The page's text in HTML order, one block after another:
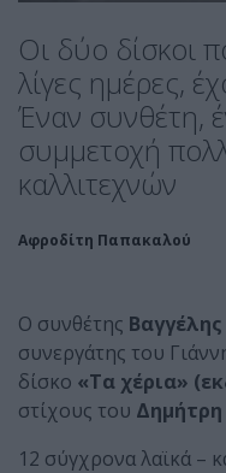
Οι δύο δίσκοι
λίγες ημέρες,
Έναν συνθέτη,
συμμετοχή
καλλιτεχνών
Αφροδίτη Παπακαλού
Ο συνθέτης
συνεργάτης του
δίσκο «Τα χέρια»
στίχους του Δημήτρη
12 σύγχρονα λαϊκά –